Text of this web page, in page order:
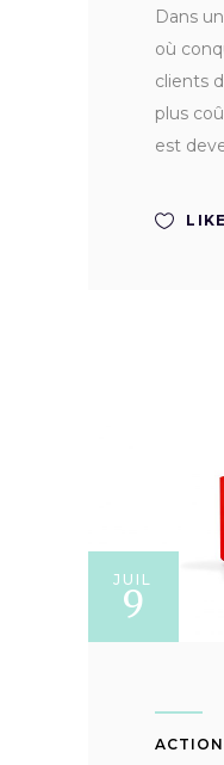
Dans
où
clients
plus
est
LIKE
JUIL
9